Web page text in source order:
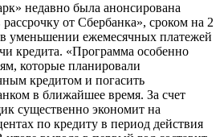
недавно была анонсирована
от Сбербанка», сроком на 2
в уменьшении ежемесячных платежей
кредита. «Программа особенно
которые планировали
кредитом и погасить
в ближайшее время. За счет
существенно экономит на
по кредиту в период действия